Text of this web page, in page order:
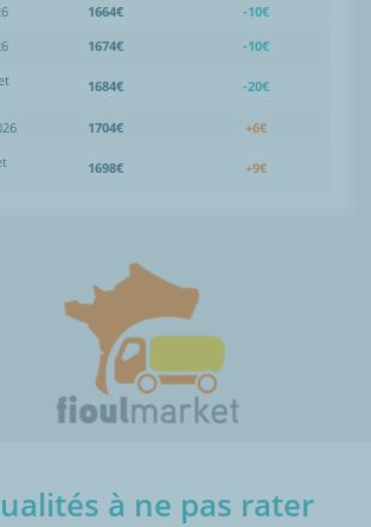
1664€
-10€
1674€
-10€
1684€ -20€
1704€
+6€
1698€ +9€
à ne pas rater